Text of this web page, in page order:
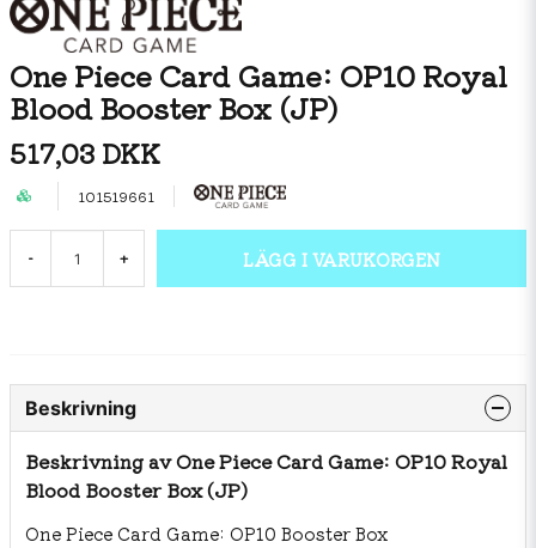
One Piece Card Game: OP10 Royal
Blood Booster Box (JP)
517,03 DKK
101519661
- + LÄGG I VARUKORGEN
Beskrivning
Beskrivning av One Piece Card Game: OP10 Royal
Blood Booster Box (JP)
One Piece Card Game: OP10 Booster Box